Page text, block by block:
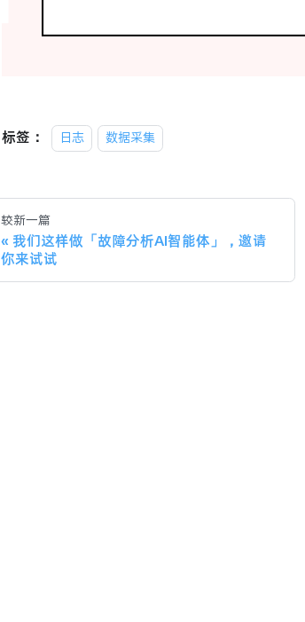
标签： 日志 数据采集
较新一篇
我们这样做「故障分析AI智能体」，邀请
你来试试